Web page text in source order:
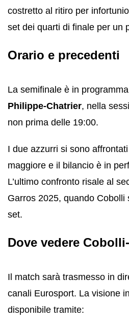
costretto al ritiro per
set dei quarti di finale per un
Orario e precedenti
La semifinale è in
Philippe-Chatrier, nella
non prima delle 19:00.
I due azzurri si sono
maggiore e il bilancio è in
L’ultimo confronto risale al
Garros 2025, quando Cobolli
set.
Dove vedere
Il match sarà trasmesso in
canali Eurosport. La visione
disponibile tramite: